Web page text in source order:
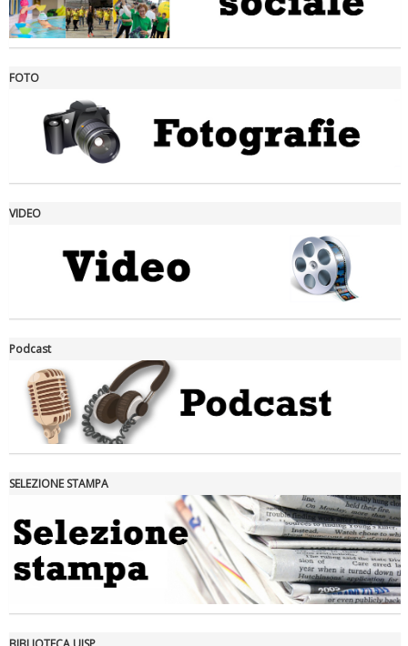
Ddl Lobby, Uisp: “Il Parlamento valorizzi le nostre specificità"
Tiziano Pesce nel Cda di Fondazione Terzjus: prima riunione a
FOTO
VIDEO
Podcast
SELEZIONE STAMPA